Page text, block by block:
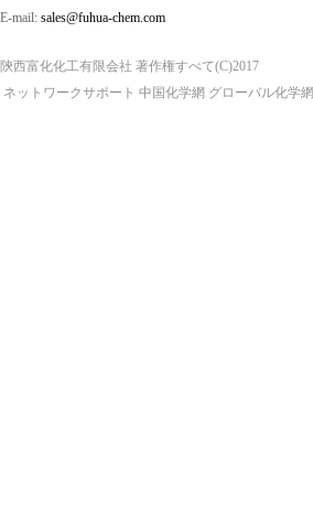
E-mail: sales@fuhua-chem.com
陝西富化化工有限会社 著作権すべて(C)2017
ネットワークサポート 中国化学網 グローバル化学網